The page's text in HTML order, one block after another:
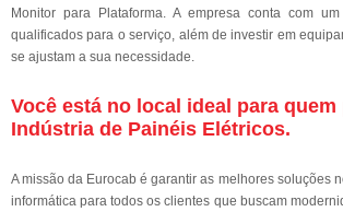
Monitor para Plataforma. A empresa conta com
qualificados para o serviço, além de investir em
se ajustam a sua necessidade.
Você está no local ideal para
Indústria de Painéis Elétricos.
A missão da Eurocab é garantir as melhores soluções
informática para todos os clientes que buscam